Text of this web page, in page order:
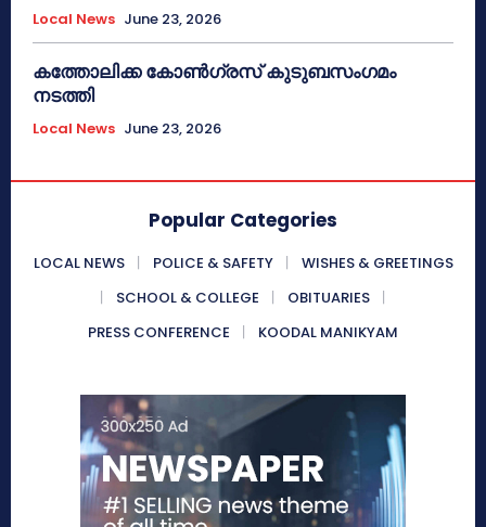
Local News June 23, 2026
കത്തോലിക്ക കോൺഗ്രസ് കുടുബസംഗമം
നടത്തി
Local News June 23, 2026
Popular Categories
LOCAL NEWS POLICE & SAFETY
WISHES & GREETINGS
SCHOOL & COLLEGE
OBITUARIES
PRESS CONFERENCE
KOODAL MANIKYAM